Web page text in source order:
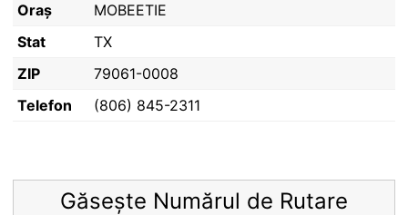
Oraș
MOBEETIE
Stat
TX
ZIP
79061-0008
Telefon
(806) 845-2311
Găsește Numărul de Rutare